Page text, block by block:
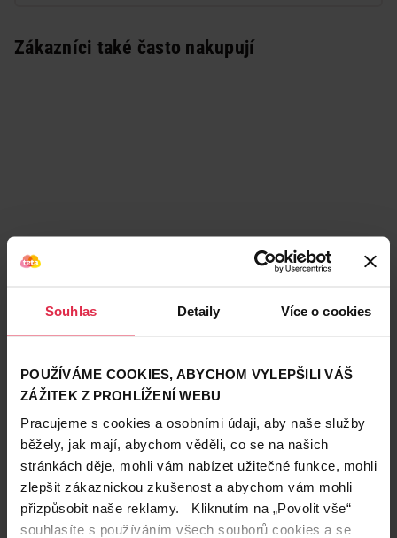
Souhlas Detaily Více o cookies
POUŽÍVÁME COOKIES, ABYCHOM VYLEPŠILI VÁŠ
ZÁŽITEK Z PROHLÍŽENÍ WEBU
Pracujeme s cookies a osobními údaji, aby naše služby
běžely, jak mají, abychom věděli, co se na našich
stránkách děje, mohli vám nabízet užitečné funkce, mohli
zlepšit zákaznickou zkušenost a abychom vám mohli
přizpůsobit naše reklamy. Kliknutím na „Povolit vše“
souhlasíte s používáním všech souborů cookies a se
Zákazníci také často nakupují
Podobné produkty